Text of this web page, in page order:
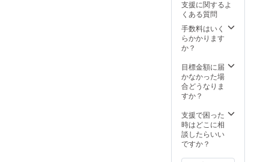
りワー
ク
ショッ
プ時に
きま
す。 ※
参加券
１人分
です。
※休憩場
所は、
郷製茶
組合）
を贈ら
せて頂
きま
た、洋
館「ま
つば」
キャラ
の名前
アイデ
アを事
前に
支援に関するよ
くある質問
手数料はいく
らかかります
か？
目標金額に届
かなかった場
合どうなりま
すか？
支援で困った
時はどこに相
談したらいい
ですか？